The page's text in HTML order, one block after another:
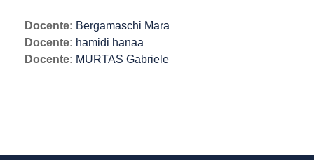
Docente: Bergamaschi Mara
Docente: hamidi hanaa
Docente: MURTAS Gabriele